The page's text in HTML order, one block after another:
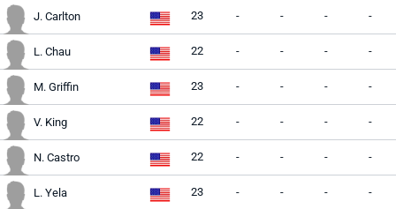
J. Carlton 23 - - - -
L. Chau 22 - - - -
M. Griffin 23 - - - -
V. King 22 - - - -
N. Castro 22 - - - -
L. Yela 23 - - - -